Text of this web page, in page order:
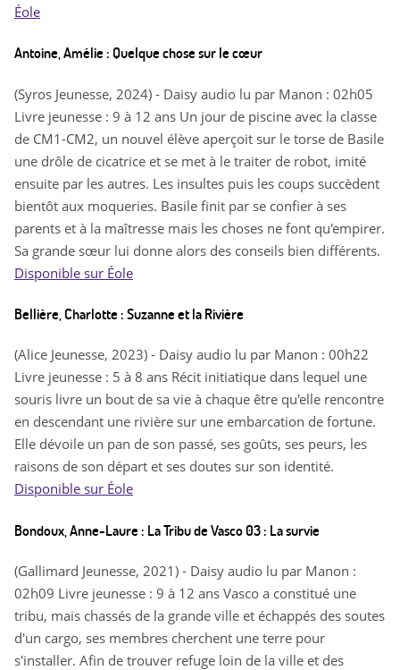
Éole
Antoine, Amélie : Quelque chose sur le cœur
(Syros Jeunesse, 2024) - Daisy audio lu par Manon : 02h05
Livre jeunesse : 9 à 12 ans Un jour de piscine avec la classe
de CM1-CM2, un nouvel élève aperçoit sur le torse de Basile
une drôle de cicatrice et se met à le traiter de robot, imité
ensuite par les autres. Les insultes puis les coups succèdent
bientôt aux moqueries. Basile finit par se confier à ses
parents et à la maîtresse mais les choses ne font qu'empirer.
Sa grande sœur lui donne alors des conseils bien différents.
Disponible sur Éole
Bellière, Charlotte : Suzanne et la Rivière
(Alice Jeunesse, 2023) - Daisy audio lu par Manon : 00h22
Livre jeunesse : 5 à 8 ans Récit initiatique dans lequel une
souris livre un bout de sa vie à chaque être qu'elle rencontre
en descendant une rivière sur une embarcation de fortune.
Elle dévoile un pan de son passé, ses goûts, ses peurs, les
raisons de son départ et ses doutes sur son identité.
Disponible sur Éole
Bondoux, Anne-Laure : La Tribu de Vasco 03 : La survie
(Gallimard Jeunesse, 2021) - Daisy audio lu par Manon :
02h09 Livre jeunesse : 9 à 12 ans Vasco a constitué une
tribu, mais chassés de la grande ville et échappés des soutes
d'un cargo, ses membres cherchent une terre pour
s'installer. Afin de trouver refuge loin de la ville et des